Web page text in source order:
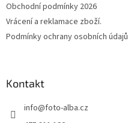
Obchodní podmínky 2026
Vrácení a reklamace zboží.
Podmínky ochrany osobních údajů
Kontakt
info@foto-alba.cz